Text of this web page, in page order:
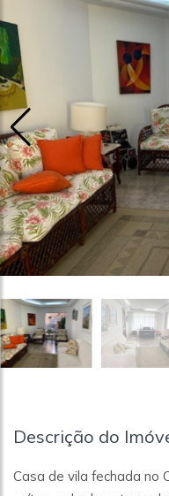
Descrição do
Casa de vila fechada no